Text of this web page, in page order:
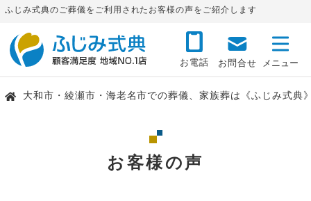
ふじみ式典のご葬儀をご利用されたお客様の声をご紹介します
お電話 お問合せ
大和市・綾瀬市・海老名市での葬儀、家族葬は《ふじみ式典
お客様の声